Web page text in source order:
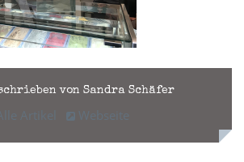
von Sandra Schäfer
Artikel Webseite